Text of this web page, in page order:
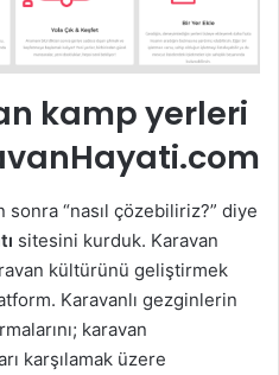
kamp yerleri
sonra “nasıl çözebiliriz?” diye
sitesini kurduk. Karavan
kültürünü geliştirmek
Karavanlı gezginlerin
karavan
karşılamak üzere